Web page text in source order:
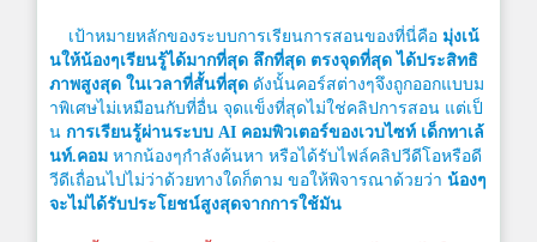
เป้าหมายหลักของระบบการเรียนการสอนของที่นี่คือ มุ่งเน้
นให้น้องๆเรียนรู้ได้มากที่สุด ลึกที่สุด ตรงจุดที่สุด ได้ประสิทธิ
ภาพสูงสุด ในเวลาที่สั้นที่สุด ดังนั้นคอร์สต่างๆจึงถูกออกแบบม
าพิเศษไม่เหมือนกับที่อื่น จุดแข็งที่สุดไม่ใช่คลิปการสอน แต่เป็
น การเรียนรู้ผ่านระบบ AI คอมพิวเตอร์ของเวบไซท์ เด็กทาเล้
นท์.คอม หากน้องๆกำลังค้นหา หรือได้รับไฟล์คลิปวีดีโอหรือดี
วีดีเถื่อนไปไม่ว่าด้วยทางใดก็ตาม ขอให้พิจารณาด้วยว่า น้องๆ
จะไม่ได้รับประโยชน์สูงสุดจากการใช้มัน